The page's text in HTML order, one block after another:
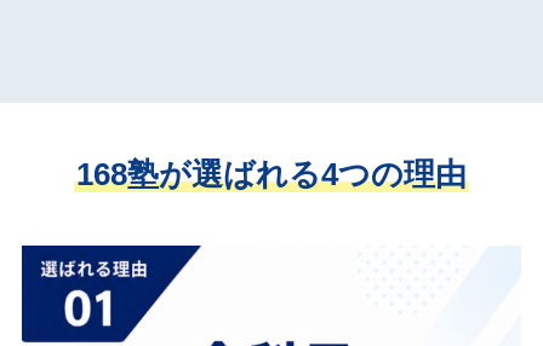
168塾が選ばれる4つの理由